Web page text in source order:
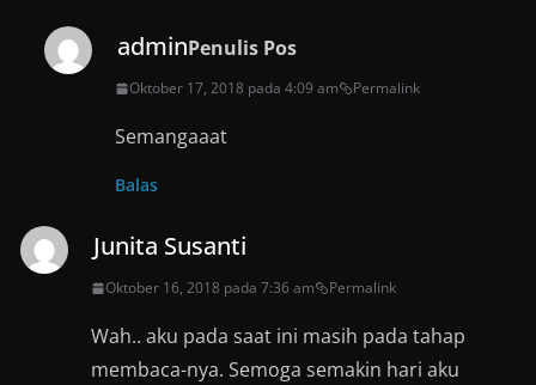
adminPenulis Pos
Oktober 17, 2018 pada 4:09 am Permalink
Semangaaat
Balas
Junita Susanti
Oktober 16, 2018 pada 7:36 am Permalink
Wah.. aku pada saat ini masih pada tahap
membaca-nya. Semoga semakin hari aku